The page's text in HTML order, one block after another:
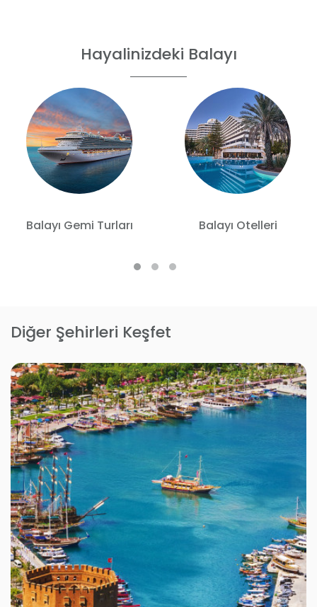
Hayalinizdeki Balayı
Balayı Gemi Turları Balayı Otelleri
Diğer Şehirleri Keşfet